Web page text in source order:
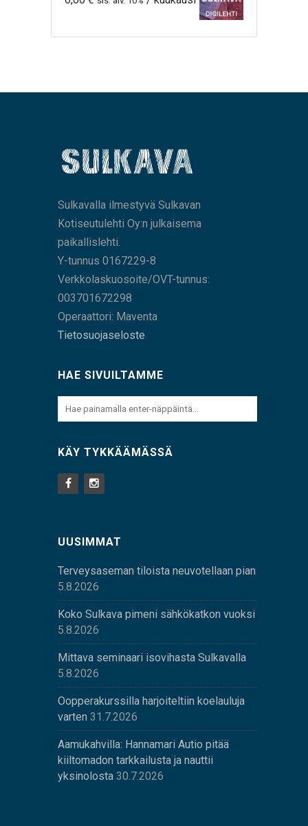
Sulkavalla ilmestyvä Sulkavan
Kotiseutulehti Oy:n julkaisema
paikallislehti.
Y-tunnus 0167229-8
Verkkolaskuosoite/OVT-tunnus:
003701672298
Operaattori: Maventa
Tietosuojaseloste
HAE SIVUILTAMME
KÄY TYKKÄÄMÄSSÄ
UUSIMMAT
Terveysaseman tiloista neuvotellaan pian
5.8.2026
Koko Sulkava pimeni sähkökatkon vuoksi
5.8.2026
Mittava seminaari isovihasta Sulkavalla
5.8.2026
Oopperakurssilla harjoiteltiin koelauluja
varten 31.7.2026
Aamukahvilla: Hannamari Autio pitää
kiiltomadon tarkkailusta ja nauttii
yksinolosta 30.7.2026